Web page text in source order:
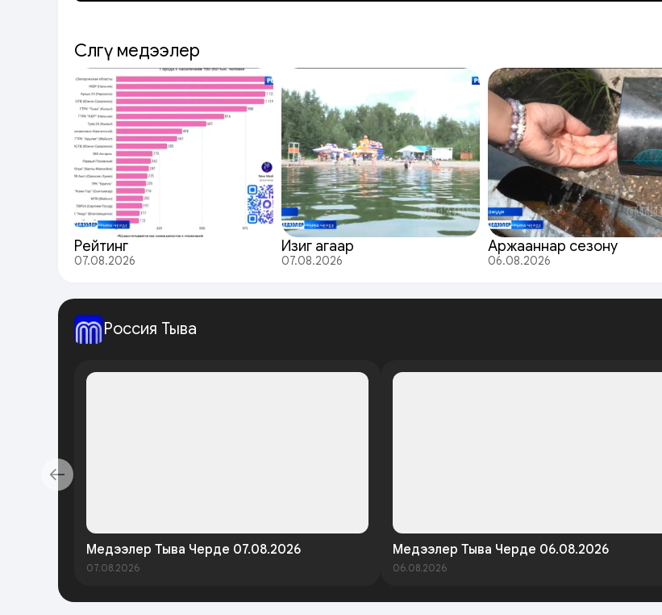
Сөөлгү медээлер
Рейтинг
07.08.2026
Изиг агаар
07.08.2026
Аржааннар сезону
06.08.2026
Россия Тыва
Медээлер Тыва Черде 07.08.2026
07.08.2026
Медээлер Тыва Черде 06.08.2026
06.08.2026